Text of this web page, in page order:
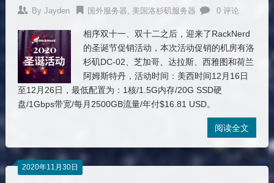
By Jayden 国外服务器, 美国洛杉矶服务器 0 评论
相序双十一、双十二之后，迎来了RackNerd
的圣诞节促销活动，本次活动促销的机房有洛
杉矶DC-02、芝加哥、达拉斯、西雅图和荷兰
阿姆斯特丹，活动时间：美西时间12月16日
至12月26日，最低配置为：1核/1.5G内存/20G SSD硬
盘/1Gbps带宽/每月2500GB流量/年付$16.81 USD。
阅读全文
2020年11月30日